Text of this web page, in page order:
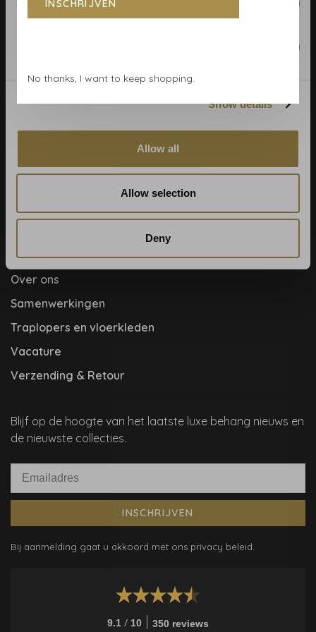
Statistics
Show details
Allow all
Allow selection
Deny
Algemene voorwaarden
Betaalmethoden
Contact & adres
Help, mijn man is klusser
Meet the team!
Over ons
Samenwerkingen
Traplopers en vloerkleden
Vacature
Verzending & Retour
Blijf op de hoogte van het laatste luxe behang nieuws en
de nieuwste collecties.
INSCHRIJVEN
Bij aanmelding gaat u akkoord met ons privacy beleid.
9.1 / 10 350 reviews
INSCHRIJVEN
No thanks, I want to keep shopping.